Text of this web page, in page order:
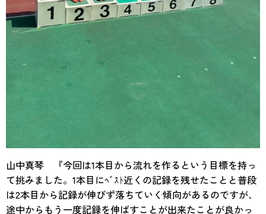
山中真琴 『今回は1本目から流れを作るという目標を持っ
て挑みました。1本目にﾍﾞｽﾄ近くの記録を残せたことと普段
は2本目から記録が伸びず落ちていく傾向があるのですが、
途中からもう一度記録を伸ばすことが出来たことが良かっ